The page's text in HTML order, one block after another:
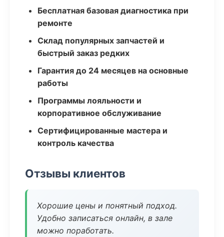
Бесплатная базовая диагностика при
ремонте
Склад популярных запчастей и
быстрый заказ редких
Гарантия до 24 месяцев на основные
работы
Программы лояльности и
корпоративное обслуживание
Сертифицированные мастера и
контроль качества
Отзывы клиентов
Хорошие цены и понятный подход.
Удобно записаться онлайн, в зале
можно поработать.